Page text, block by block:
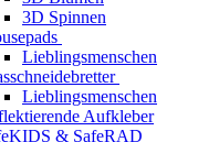
3D Spinnen
Lieblingsmenschen
Lieblingsmenschen
Aufkleber
& SafeRAD